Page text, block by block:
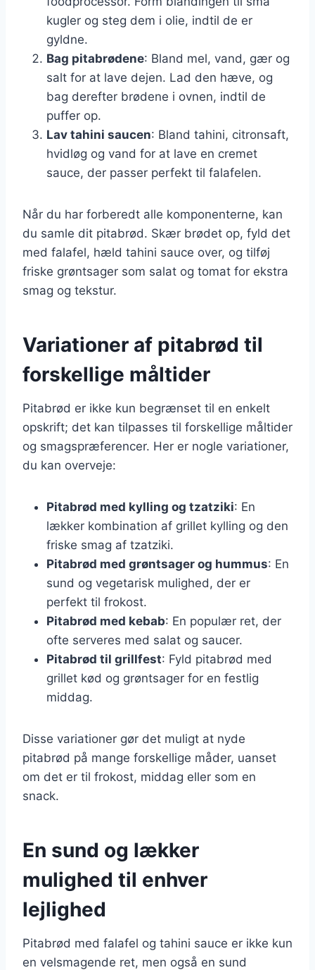
kugler og steg dem i olie, indtil de er
gyldne.
Bag pitabrødene: Bland mel, vand, gær og
salt for at lave dejen. Lad den hæve, og
bag derefter brødene i ovnen, indtil de
puffer op.
Lav tahini saucen: Bland tahini, citronsaft,
hvidløg og vand for at lave en cremet
sauce, der passer perfekt til falafelen.
Når du har forberedt alle komponenterne, kan
du samle dit pitabrød. Skær brødet op, fyld det
med falafel, hæld tahini sauce over, og tilføj
friske grøntsager som salat og tomat for ekstra
smag og tekstur.
Variationer af pitabrød til
forskellige måltider
Pitabrød er ikke kun begrænset til en enkelt
opskrift; det kan tilpasses til forskellige måltider
og smagspræferencer. Her er nogle variationer,
du kan overveje:
Pitabrød med kylling og tzatziki: En
lækker kombination af grillet kylling og den
friske smag af tzatziki.
Pitabrød med grøntsager og hummus: En
sund og vegetarisk mulighed, der er
perfekt til frokost.
Pitabrød med kebab: En populær ret, der
ofte serveres med salat og saucer.
Pitabrød til grillfest: Fyld pitabrød med
grillet kød og grøntsager for en festlig
middag.
Disse variationer gør det muligt at nyde
pitabrød på mange forskellige måder, uanset
om det er til frokost, middag eller som en
snack.
En sund og lækker
mulighed til enhver
lejlighed
Pitabrød med falafel og tahini sauce er ikke kun
en velsmagende ret, men også en sund